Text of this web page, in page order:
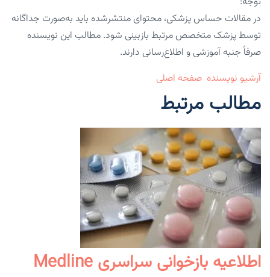
در مقالات حساس پزشکی، محتوای منتشرشده باید به‌صورت جداگانه
توسط پزشک متخصص مرتبط بازبینی شود. مطالب این نویسنده
صرفاً جنبه آموزشی و اطلاع‌رسانی دارند.
آرشیو نویسنده صفحه اصلی
مطالب مرتبط
اطلاعیه بازخوانی سراسری Medline